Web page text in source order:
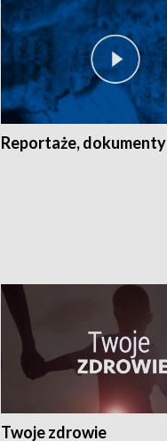
Reportaże, dokumenty
Twoje zdrowie